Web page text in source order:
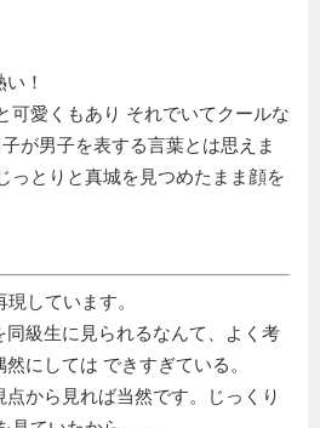
！
可愛くもあり それでいてクールな
が男子を表する言葉とは思えま
っとりと真城を見つめたまま顔を
しています。
級生に見られるなんて、よく考
にしては できすぎている。
点から見れば当然です。じっくり